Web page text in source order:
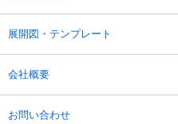
展開図・テンプレート
会社概要
お問い合わせ